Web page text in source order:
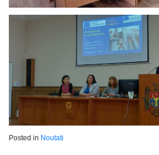
Posted in Noutati